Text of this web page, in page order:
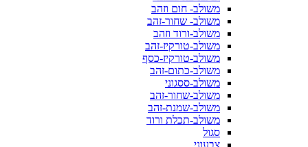
משולב- חום וזהב
משולב- שחור-זהב
משולב-ורוד וזהב
משולב-טורקיז-זהב
משולב-טורקיז-כסף
משולב-כתום-זהב
משולב-ססגוני
משולב-שחור-זהב
משולב-שמנת-זהב
משולב-תכלת ורוד
סגול
צבעוני